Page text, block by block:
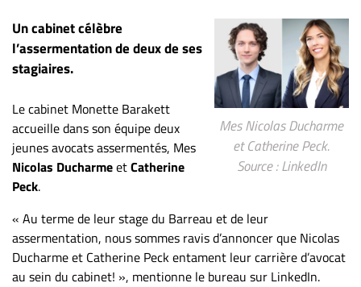
ET
JURISTES
Offres
d'emploi
Formation
Continue
Métiers
Scoop?
CABINETS
ET
ENTREPRISES
Mes Nicolas Ducharme
et Catherine Peck.
Source : LinkedIn
Un cabinet célèbre
l’assermentation de deux de ses
stagiaires.
Le cabinet Monette Barakett
accueille dans son équipe deux
jeunes avocats assermentés, Mes
Nicolas DucharmeetCatherine
Peck.
« Au terme de leur stage du Barreau et de leur
assermentation, nous sommes ravis d’annoncer que Nicolas
Ducharme et Catherine Peck entament leur carrière d’avocat
au sein du cabinet! », mentionne le bureau sur LinkedIn.